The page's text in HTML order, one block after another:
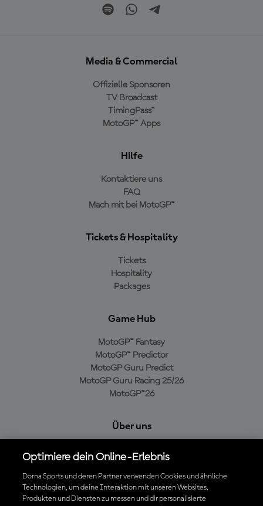
Media & Commercial
Offizielle Sponsoren
TV Broadcast
TimingPass™
MotoGP™ Apps
Hilfe
Kontaktiere uns
FAQ
Mach mit bei MotoGP™
Tickets & Hospitality
Tickets
Hospitality
Packages
Game Hub
MotoGP™ Fantasy
MotoGP™ Predictor
MotoGP Guru Predict
MotoGP Guru Racing 25/26
MotoGP™26
Über uns
Cookie-Richtlinien
Geschäftsbedingungen
Datenschutzrichtlinien
Kaufrichtlinie
Optimiere dein Online-Erlebnis
Dorna Sports und deren Partner verwenden Cookies und ähnliche
Technologien, um deine Interaktion mit unseren Websites,
Produkten und Diensten zu messen und dir personalisierte